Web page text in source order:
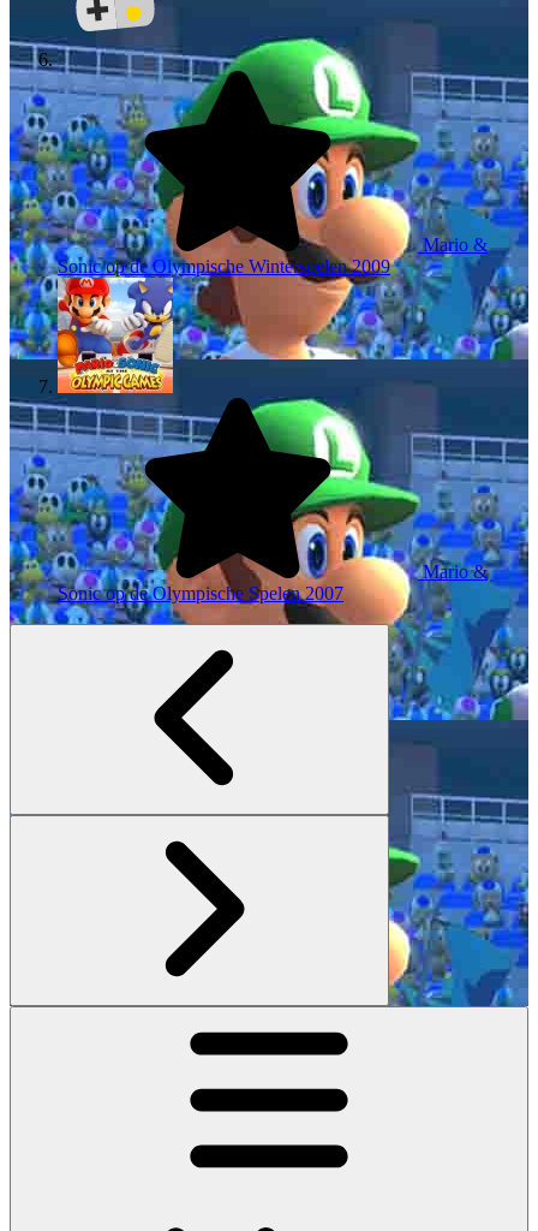
Mario &
Sonic op de Olympische Winterspelen2009
Mario &
Sonic op de Olympische Spelen2007